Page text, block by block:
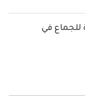
للجماع في